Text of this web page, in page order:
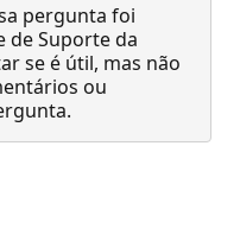
pergunta foi
de Suporte da
se é útil, mas não
ou